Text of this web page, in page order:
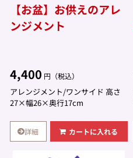
【お盆】お供えのアレ
ンジメント
4,400 円（税込）
アレンジメント/ワンサイド 高さ
27×幅26×奥行17cm
詳細 カートに入れる